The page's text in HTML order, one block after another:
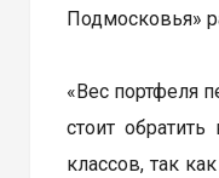
Подмосковья»
«Вес портфеля
стоит
классов, так